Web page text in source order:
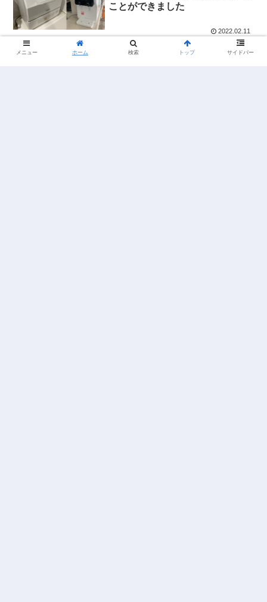
ことができました
2022.02.11
【取引実録】メルカリで自作PC
メニュー ホーム 検索 トップ サイドバー